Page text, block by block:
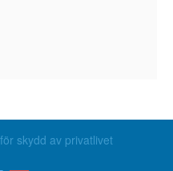
skydd av privatlivet